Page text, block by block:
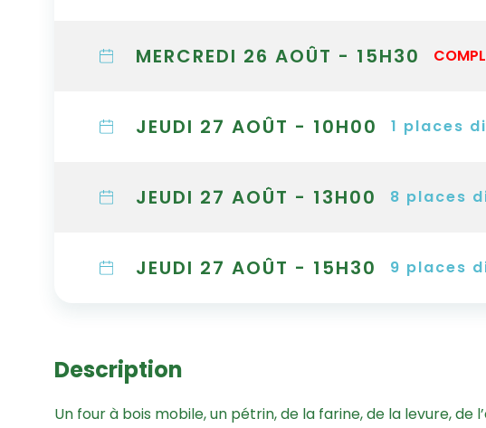
MERCREDI 26 AOÛT - 15H30
JEUDI 27 AOÛT - 10H00 1 places
JEUDI 27 AOÛT - 13H00 8 places
JEUDI 27 AOÛT - 15H30 9 places
Description
Un four à bois mobile, un pétrin, de la farine, de la levure,